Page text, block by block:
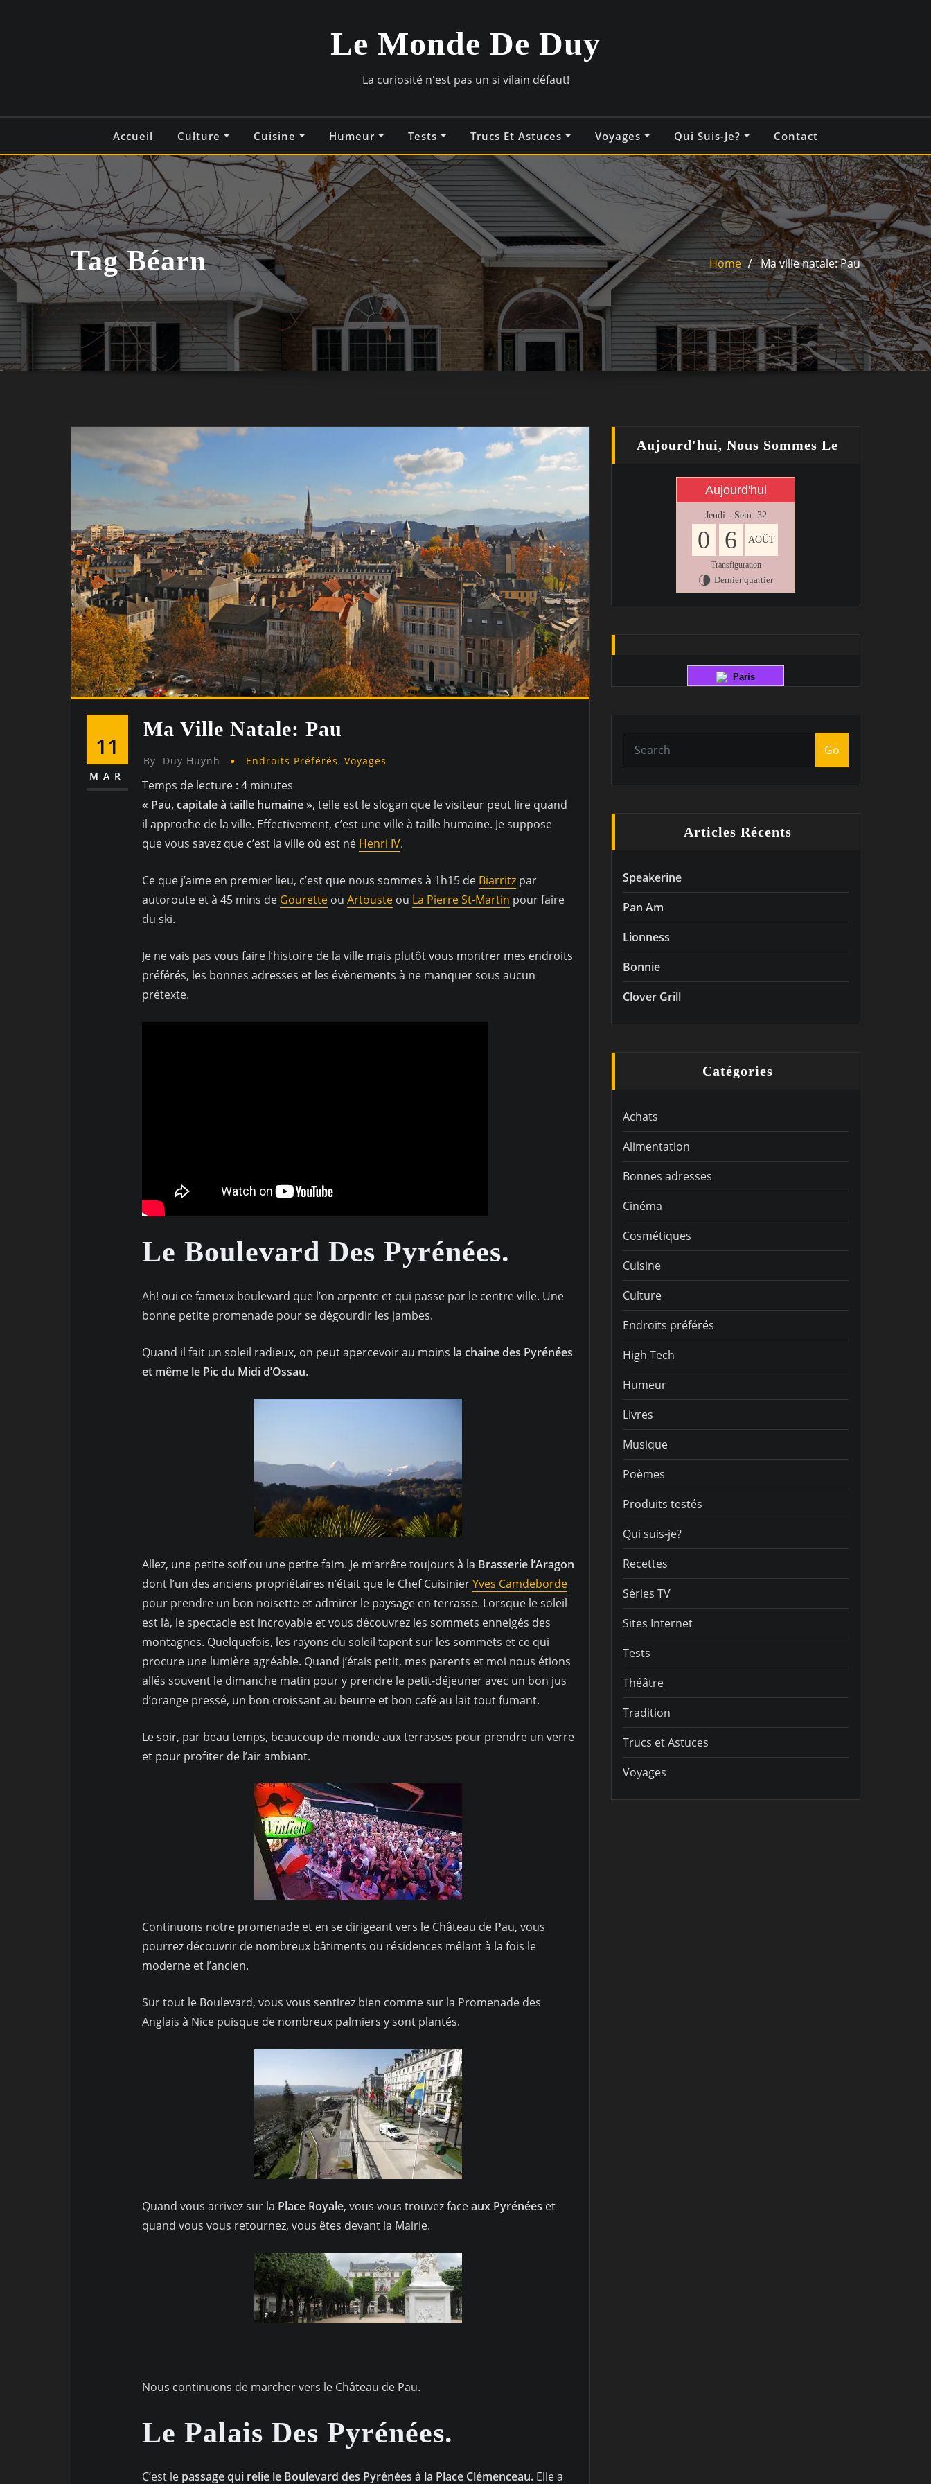
Le Monde De Duy
La curiosité n'est pas un si vilain défaut!
Accueil Culture Cuisine Humeur Tests Trucs Et Astuces Voyages Qui Suis-Je? Contact
Tag Béarn Home Ma ville natale: Pau
11
MAR
Ma Ville Natale: Pau
By Duy Huynh Endroits Préférés,Voyages
Temps de lecture : 4 minutes
« Pau, capitale à taille humaine », telle est le slogan que le visiteur peut lire quand
il approche de la ville. Effectivement, c’est une ville à taille humaine. Je suppose
que vous savez que c’est la ville où est né Henri IV.
Ce que j’aime en premier lieu, c’est que nous sommes à 1h15 de Biarritz par
autoroute et à 45 mins de Gourette ou Artouste ou La Pierre St-Martin pour faire
du ski.
Je ne vais pas vous faire l’histoire de la ville mais plutôt vous montrer mes endroits
préférés, les bonnes adresses et les évènements à ne manquer sous aucun
prétexte.
Le Boulevard Des Pyrénées.
Ah! oui ce fameux boulevard que l’on arpente et qui passe par le centre ville. Une
bonne petite promenade pour se dégourdir les jambes.
Quand il fait un soleil radieux, on peut apercevoir au moins la chaine des Pyrénées
et même le Pic du Midi d’Ossau.
Allez, une petite soif ou une petite faim. Je m’arrête toujours à la Brasserie l’Aragon
dont l’un des anciens propriétaires n’était que le Chef CuisinierYves Camdeborde
pour prendre un bon noisette et admirer le paysage en terrasse. Lorsque le soleil
est là, le spectacle est incroyable et vous découvrez les sommets enneigés des
montagnes. Quelquefois, les rayons du soleil tapent sur les sommets et ce qui
procure une lumière agréable. Quand j’étais petit, mes parents et moi nous étions
allés souvent le dimanche matin pour y prendre le petit-déjeuner avec un bon jus
d’orange pressé, un bon croissant au beurre et bon café au lait tout fumant.
Le soir, par beau temps, beaucoup de monde aux terrasses pour prendre un verre
et pour profiter de l’air ambiant.
Continuons notre promenade et en se dirigeant vers le Château de Pau, vous
pourrez découvrir de nombreux bâtiments ou résidences mêlant à la fois le
moderne et l’ancien.
Sur tout le Boulevard, vous vous sentirez bien comme sur la Promenade des
Anglais à Nice puisque de nombreux palmiers y sont plantés.
Quand vous arrivez sur la Place Royale, vous vous trouvez faceaux Pyrénées et
quand vous vous retournez, vous êtes devant la Mairie.
Nous continuons de marcher vers le Château de Pau.
Le Palais Des Pyrénées.
C’est le passage qui relie le Boulevard des Pyrénées à la Place Clémenceau. Elle a
Aujourd'hui, Nous Sommes Le
Aujourd'hui
Jeudi - Sem. 32
0 6 AOÛT
Transfiguration
U Dernier quartier
Paris
Go
Articles Récents
Speakerine
Pan Am
Lionness
Bonnie
Clover Grill
Catégories
Achats
Alimentation
Bonnes adresses
Cinéma
Cosmétiques
Cuisine
Culture
Endroits préférés
High Tech
Humeur
Livres
Musique
Poèmes
Produits testés
Qui suis-je?
Recettes
Séries TV
Sites Internet
Tests
Théâtre
Tradition
Trucs et Astuces
Voyages